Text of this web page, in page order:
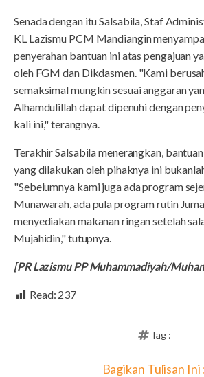
Senada dengan itu Salsabila, Staf
KL Lazismu PCM Mandiangin
penyerahan bantuan ini atas pengajuan
oleh FGM dan Dikdasmen. "Kami
semaksimal mungkin sesuai anggaran
Alhamdulillah dapat dipenuhi dengan
kali ini," terangnya.
Terakhir Salsabila menerangkan,
yang dilakukan oleh pihaknya ini
"Sebelumnya kami juga ada program
Munawarah, ada pula program rutin
menyediakan makanan ringan setelah
Mujahidin," tutupnya.
[PR Lazismu PP Muhammadiyah/
Read: 237
Tag :
Bagikan Tulisan Ini